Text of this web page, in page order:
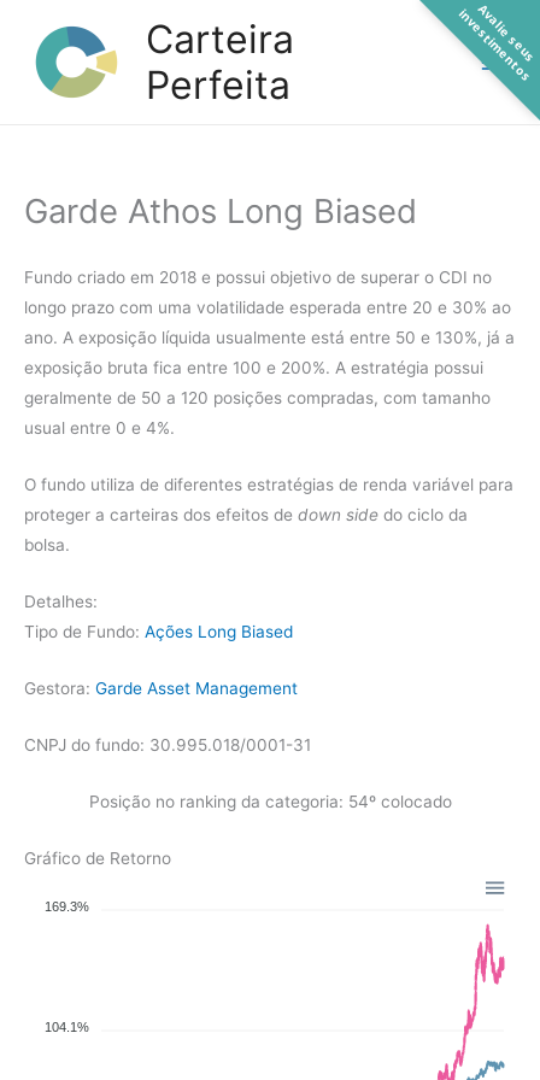
conteúdo
Carteira
Perfeita
Garde Athos Long Biased
Fundo criado em 2018 e possui objetivo de superar o CDI no
longo prazo com uma volatilidade esperada entre 20 e 30% ao
ano. A exposição líquida usualmente está entre 50 e 130%, já a
exposição bruta fica entre 100 e 200%. A estratégia possui
geralmente de 50 a 120 posições compradas, com tamanho
usual entre 0 e 4%.
O fundo utiliza de diferentes estratégias de renda variável para
proteger a carteiras dos efeitos de down side do ciclo da
bolsa.
Detalhes:
Tipo de Fundo: Ações Long Biased
Gestora: Garde Asset Management
CNPJ do fundo: 30.995.018/0001-31
Posição no ranking da categoria: 54º colocado
Gráfico de Retorno
169.3%
104.1%
A
v
a
l
i
e
s
e
u
s
i
n
v
e
s
t
i
m
e
n
t
o
s